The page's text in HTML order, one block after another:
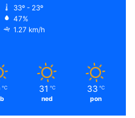
33º - 23º
47%
1.27 km/h
℃ 31 ℃
ned
33 ℃
pon